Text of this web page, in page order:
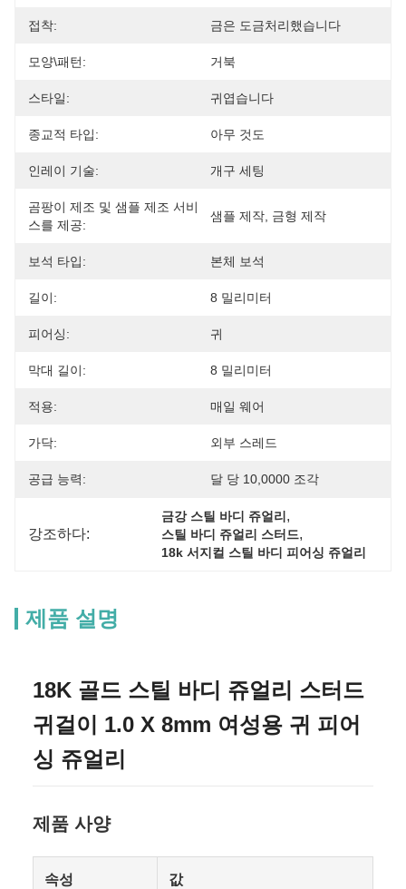
접착: 금은 도금처리했습니다
모양\패턴: 거북
스타일: 귀엽습니다
종교적 타입: 아무 것도
인레이 기술: 개구 세팅
곰팡이 제조 및 샘플 제조 서비
스를 제공:
샘플 제작, 금형 제작
보석 타입: 본체 보석
길이: 8 밀리미터
피어싱: 귀
막대 길이: 8 밀리미터
적용: 매일 웨어
가닥: 외부 스레드
공급 능력: 달 당 10,0000 조각
강조하다:
금강 스틸 바디 쥬얼리 ,
스틸 바디 쥬얼리 스터드,
18k 서지컬 스틸 바디 피어싱 쥬얼리
제품 설명
18K 골드 스틸 바디 쥬얼리 스터드
귀걸이 1.0 X 8mm 여성용 귀 피어
싱 쥬얼리
제품 사양
속성 값